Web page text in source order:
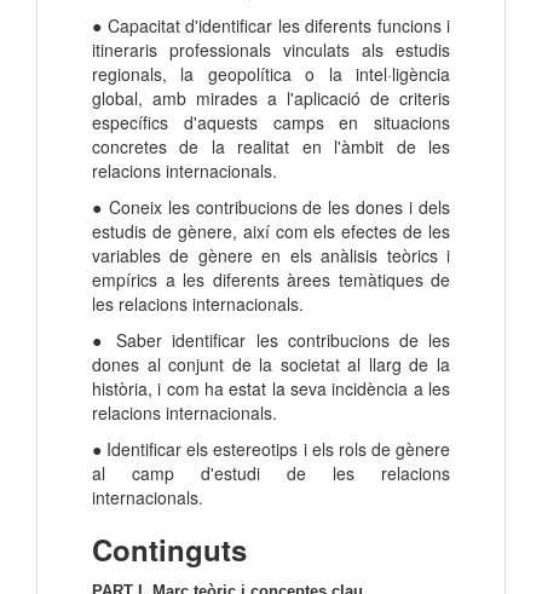
● Capacitat d'identificar les diferents funcions i
itineraris professionals vinculats als estudis
regionals, la geopolítica o la intel·ligència
global, amb mirades a l'aplicació de criteris
específics d'aquests camps en situacions
concretes de la realitat en l'àmbit de les
relacions internacionals.
● Coneix les contribucions de les dones i dels
estudis de gènere, així com els efectes de les
variables de gènere en els anàlisis teòrics i
empírics a les diferents àrees temàtiques de
les relacions internacionals.
● Saber identificar les contribucions de les
dones al conjunt de la societat al llarg de la
història, i com ha estat la seva incidència a les
relacions internacionals.
● Identificar els estereotips i els rols de gènere
al camp d'estudi de les relacions
internacionals.
Continguts